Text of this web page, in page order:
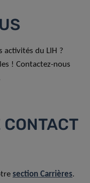
activités du LIH ?
! Contactez-nous
section Carrières.